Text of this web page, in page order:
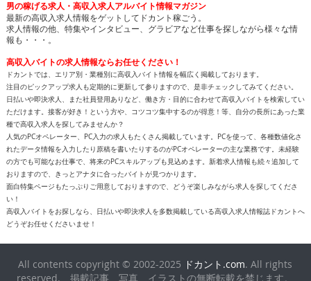
男の稼げる求人・高収入求人アルバイト情報マガジン
最新の高収入求人情報をゲットしてドカント稼ごう。
求人情報の他、特集やインタビュー、グラビアなど仕事を探しながら様々な情
報も・・・。
高収入バイトの求人情報ならお任せください！
ドカントでは、エリア別・業種別に高収入バイト情報を幅広く掲載しております。
注目のピックアップ求人も定期的に更新して参りますので、是非チェックしてみてください。
日払いや即決求人、また社員登用ありなど、働き方・目的に合わせて高収入バイトを検索してい
ただけます。接客が好き！という方や、コツコツ集中するのが得意！等、自分の長所にあった業
種で高収入求人を探してみませんか？
人気のPCオペレーター、PC入力の求人もたくさん掲載しています。PCを使って、各種数値化さ
れたデータ情報を入力したり原稿を書いたりするのがPCオペレーターの主な業務です。未経験
の方でも可能なお仕事で、将来のPCスキルアップも見込めます。新着求人情報も続々追加して
おりますので、きっとアナタに合ったバイトが見つかります。
面白特集ページもたっぷりご用意しておりますので、どうぞ楽しみながら求人を探してくださ
い！
高収入バイトをお探しなら、日払いや即決求人を多数掲載している高収入求人情報誌ドカントへ
どうぞお任せくださいませ！
All contents copyright © 2002-2025 ドカント.com. All rights
reserved. 掲載記事、写真、イラストの無断転載を禁じます。